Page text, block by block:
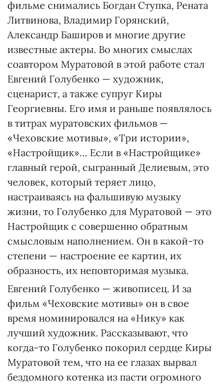
фильме снимались Богдан Ступка, Рената
Литвинова, Владимир Горянский,
Александр Баширов и многие другие
известные актеры. Во многих смыслах
соавтором Муратовой в этой работе стал
Евгений Голубенко — художник,
сценарист, а также супруг Киры
Георгиевны. Его имя и раньше появлялось
в титрах муратовских фильмов —
«Чеховские мотивы», «Три истории»,
«Настройщик»… Если в «Настройщике»
главный герой, сыгранный Делиевым, это
человек, который теряет лицо,
настраиваясь на фальшивую музыку
жизни, то Голубенко для Муратовой — это
Настройщик с совершенно обратным
смысловым наполнением. Он в какой-то
степени — настроение ее картин, их
образность, их неповторимая музыка.
Евгений Голубенко — живописец. И за
фильм «Чеховские мотивы» он в свое
время номинировался на «Нику» как
лучший художник. Рассказывают, что
когда-то Голубенко покорил сердце Киры
Муратовой тем, что на ее глазах вырвал
бездомного котенка из пасти огромного